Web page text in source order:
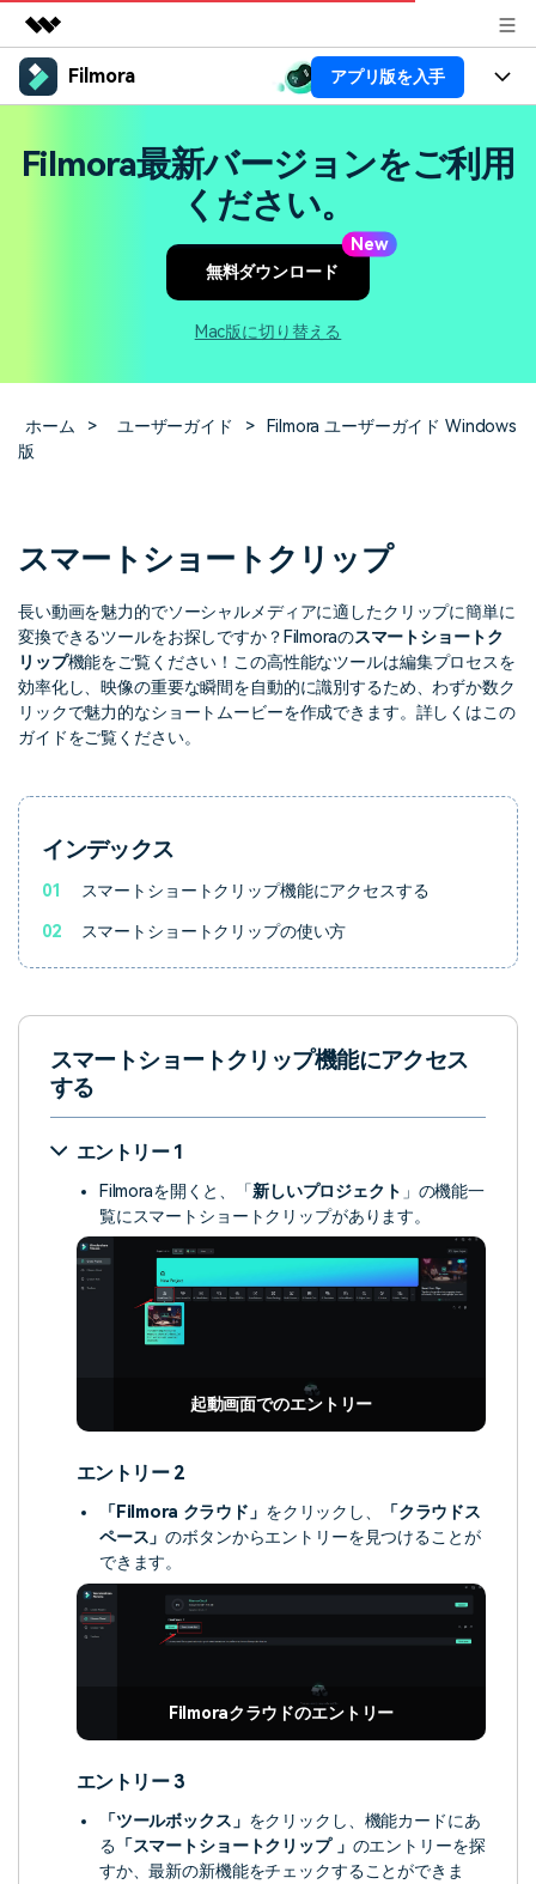
製品
ユーティリティ
Filmora アプリ版を入手
サポート
検索
Filmora最新バージョンをご利用
ください。
New
無料ダウンロード
Mac版に切り替える
ホーム > ユーザーガイド >
Filmora ユーザーガイド Windows
版
スマートショートクリップ
長い動画を魅力的でソーシャルメディアに適したクリップに簡単に
変換できるツールをお探しですか？Filmoraのスマートショートク
リップ機能をご覧ください！この高性能なツールは編集プロセスを
効率化し、映像の重要な瞬間を自動的に識別するため、わずか数ク
リックで魅力的なショートムービーを作成できます。詳しくはこの
ガイドをご覧ください。
インデックス
01 スマートショートクリップ機能にアクセスする
02 スマートショートクリップの使い方
スマートショートクリップ機能にアクセス
する
エントリー 1
Filmoraを開くと、「新しいプロジェクト 」の機能一
覧にスマートショートクリップがあります。
起動画面でのエントリー
エントリー 2
「Filmora クラウド」 をクリックし、
「クラウドス
ペース」のボタンからエントリーを見つけることが
できます。
Filmoraクラウドのエントリー
エントリー 3
「ツールボックス」 をクリックし、機能カードにあ
る 「スマートショートクリップ 」 のエントリーを探
すか、最新の新機能をチェックすることができま